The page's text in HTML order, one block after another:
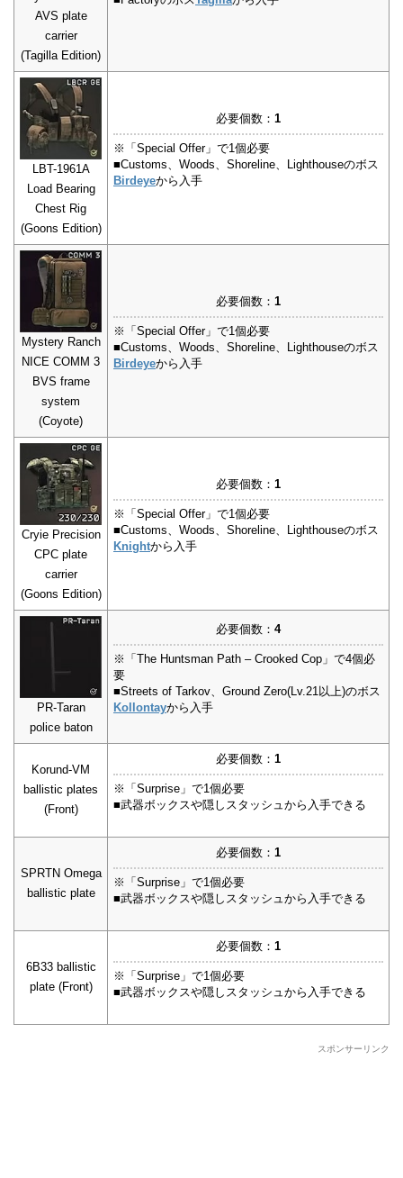
AVS plate
carrier
(Tagilla Edition)
LBT-1961A
Load Bearing
Chest Rig
(Goons Edition)
必要個数： 1
※「Special Offer」で1個必要
■Customs、Woods、Shoreline、Lighthouseのボス
Birdeyeから入手
Mystery Ranch
NICE COMM 3
BVS frame
system
(Coyote)
必要個数： 1
※「Special Offer」で1個必要
■Customs、Woods、Shoreline、Lighthouseのボス
Birdeyeから入手
Cryie Precision
CPC plate
carrier
(Goons Edition)
必要個数： 1
※「Special Offer」で1個必要
■Customs、Woods、Shoreline、Lighthouseのボス
Knightから入手
PR-Taran
police baton
必要個数： 4
※「The Huntsman Path – Crooked Cop」で4個必
要
■Streets of Tarkov、Ground Zero(Lv.21以上)のボス
Kollontayから入手
Korund-VM
ballistic plates
(Front)
必要個数： 1
※「Surprise」で1個必要
■武器ボックスや隠しスタッシュから入手できる
SPRTN Omega
ballistic plate
必要個数： 1
※「Surprise」で1個必要
■武器ボックスや隠しスタッシュから入手できる
6B33 ballistic
plate (Front)
必要個数： 1
※「Surprise」で1個必要
■武器ボックスや隠しスタッシュから入手できる
スポンサーリンク